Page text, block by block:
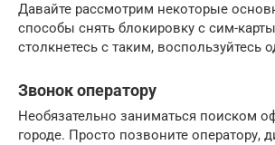
Давайте рассмотрим некоторые
способы снять блокировку с сим-
столкнетесь с таким, воспользуйтесь
Звонок оператору
Необязательно заниматься поиском
городе. Просто позвоните оператору,